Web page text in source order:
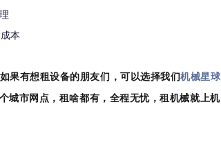
本
果有想租设备的朋友们，可以选择我们机械星球
城市网点，租啥都有，全程无忧，租机械就上机